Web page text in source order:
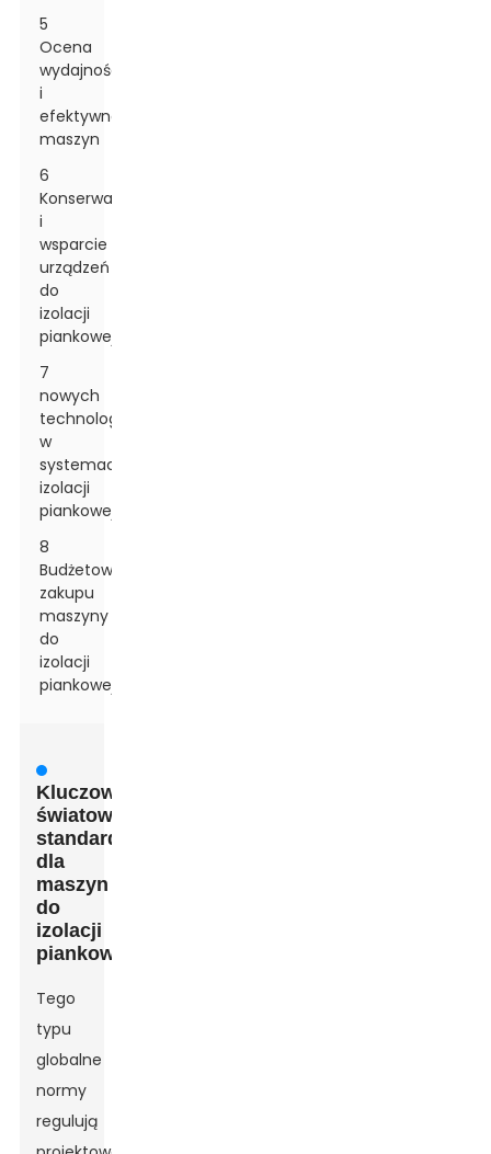
5
Ocena
wydajności
i
efektywności
maszyn
6
Konserwacja
i
wsparcie
urządzeń
do
izolacji
piankowej
7
nowych
technologii
w
systemach
izolacji
piankowej
8
Budżetowanie
zakupu
maszyny
do
izolacji
piankowej
Kluczowe
światowe
standardy
dla
maszyn
do
izolacji
piankowej
Tego
typu
globalne
normy
regulują